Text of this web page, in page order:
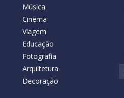
Música
Cinema
Viagem
Educação
Fotografia
Arquitetura
Decoração